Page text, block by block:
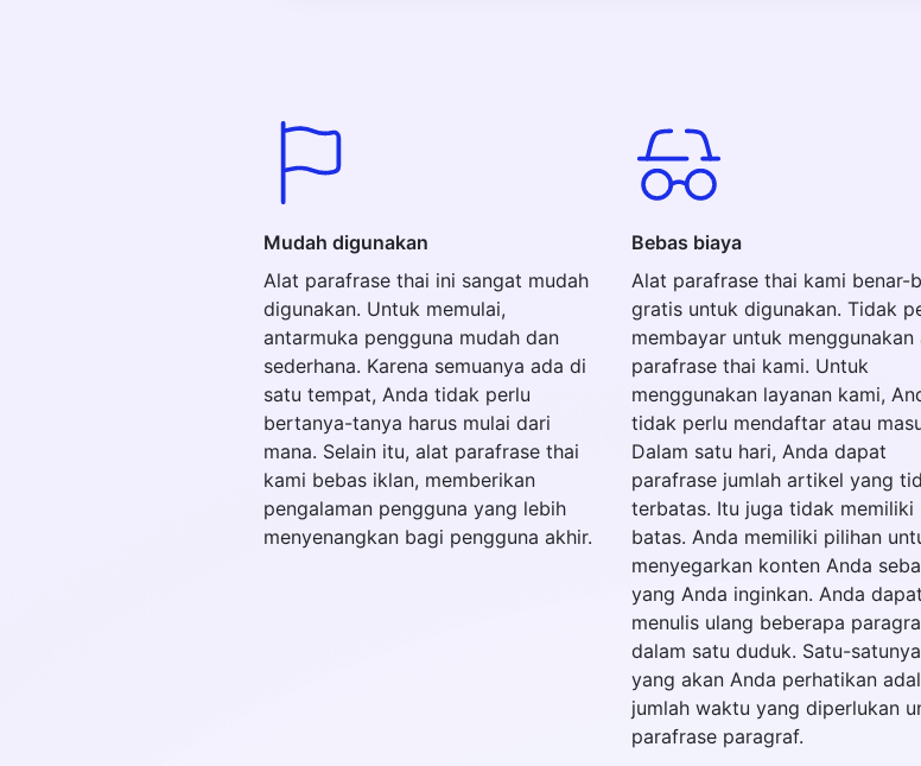
Mudah digunakan
Alat parafrase thai ini sangat mudah
digunakan. Untuk memulai,
antarmuka pengguna mudah dan
sederhana. Karena semuanya ada di
satu tempat, Anda tidak perlu
bertanya-tanya harus mulai dari
mana. Selain itu, alat parafrase thai
kami bebas iklan, memberikan
pengalaman pengguna yang lebih
menyenangkan bagi pengguna akhir.
Bebas biaya
Alat parafrase thai kami benar-
gratis untuk digunakan. Tidak
membayar untuk menggunakan
parafrase thai kami. Untuk
menggunakan layanan kami,
tidak perlu mendaftar atau
Dalam satu hari, Anda dapat
parafrase jumlah artikel yang
terbatas. Itu juga tidak memiliki
batas. Anda memiliki pilihan
menyegarkan konten Anda
yang Anda inginkan. Anda dapat
menulis ulang beberapa
dalam satu duduk. Satu-
yang akan Anda perhatikan
jumlah waktu yang diperlukan
parafrase paragraf.